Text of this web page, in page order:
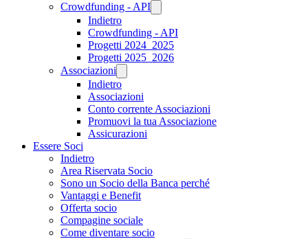
Crowdfunding - API
Indietro
Crowdfunding - API
Progetti 2024_2025
Progetti 2025_2026
Associazioni
Indietro
Associazioni
Conto corrente Associazioni
Promuovi la tua Associazione
Assicurazioni
Essere Soci
Indietro
Area Riservata Socio
Sono un Socio della Banca perché
Vantaggi e Benefit
Offerta socio
Compagine sociale
Come diventare socio